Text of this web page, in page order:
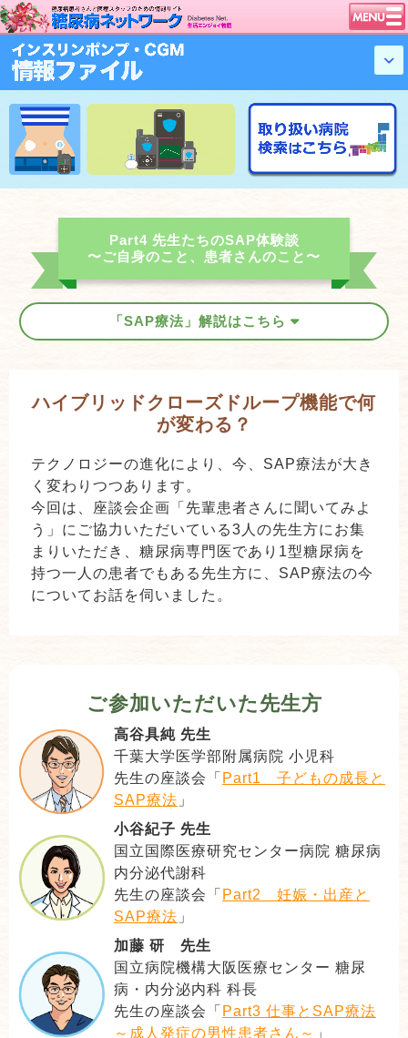
トップページ
ニュース
学会・イベント
談話室BBS
糖尿病のきほん
インスリンポンプ
血糖トレンド
グリコアルブミン
Part4 先生たちのSAP体験談
〜ご自身のこと、患者さんのこと〜
「SAP療法」解説はこちら
ハイブリッドクローズドループ機能で何
が変わる？
テクノロジーの進化により、今、SAP療法が大き
く変わりつつあります。
今回は、座談会企画「先輩患者さんに聞いてみよ
う」にご協力いただいている3人の先生方にお集
まりいただき、糖尿病専門医であり1型糖尿病を
持つ一人の患者でもある先生方に、SAP療法の今
についてお話を伺いました。
ご参加いただいた先生方
高谷具純 先生
千葉大学医学部附属病院 小児科
先生の座談会「 Part1 子どもの成長と
SAP療法 」
小谷紀子 先生
国立国際医療研究センター病院 糖尿病
内分泌代謝科
先生の座談会「 Part2 妊娠・出産と
SAP療法 」
加藤 研 先生
国立病院機構大阪医療センター 糖尿
病・内分泌内科 科長
先生の座談会「 Part3 仕事とSAP療法
～成人発症の男性患者さん～ 」